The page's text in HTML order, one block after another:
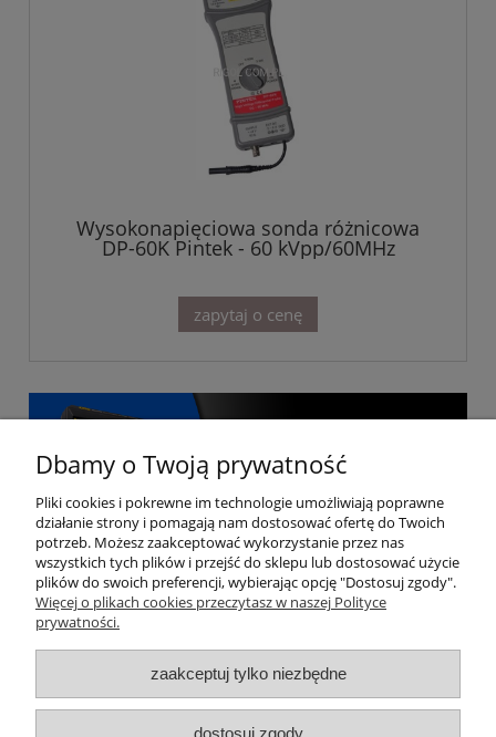
Wysokonapięciowa sonda różnicowa
DP-60K Pintek - 60 kVpp/60MHz
zapytaj o cenę
Moje konto
Gwarancja i zwroty
Dbamy o Twoją prywatność
Pliki cookies i pokrewne im technologie umożliwiają poprawne
działanie strony i pomagają nam dostosować ofertę do Twoich
potrzeb. Możesz zaakceptować wykorzystanie przez nas
wszystkich tych plików i przejść do sklepu lub dostosować użycie
plików do swoich preferencji, wybierając opcję "Dostosuj zgody".
Więcej o plikach cookies przeczytasz w naszej Polityce
prywatności.
zaakceptuj tylko niezbędne
dostosuj zgody